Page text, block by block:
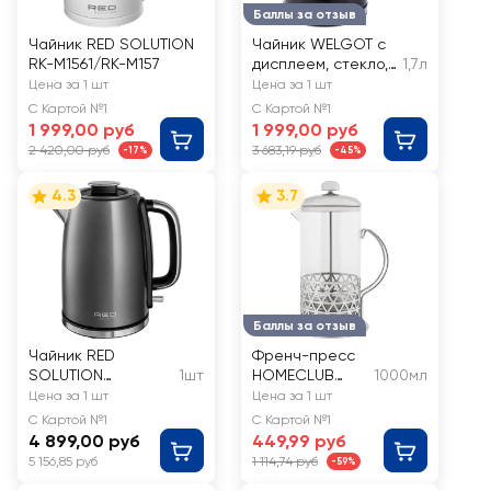
Чайник RED SOLUTION
RK-M1561/RK-M157
Цена за 1 шт
С Картой №1
1 999,00 руб
2 420,00 руб -17%
Баллы за отзыв
Чайник WELGOT с
дисплеем, стекло,
пластик, 1.7л, Арт.
HHB8717D
1,7л
Цена за 1 шт
С Картой №1
1 999,00 руб
3 683,19 руб -45%
4.3
Чайник RED
SOLUTION
мощность 2000Вт,
напряжение 220–
240В, 50/60Гц, Арт.
KM106
1шт
Цена за 1 шт
С Картой №1
4 899,00 руб
5 156,85 руб
Баллы за отзыв
3.7
Френч-пресс
HOMECLUB
Classic стекло,
нержавеющая
сталь 1л Арт.
321100
1000мл
Цена за 1 шт
С Картой №1
449,99 руб
1 114,74 руб -59%